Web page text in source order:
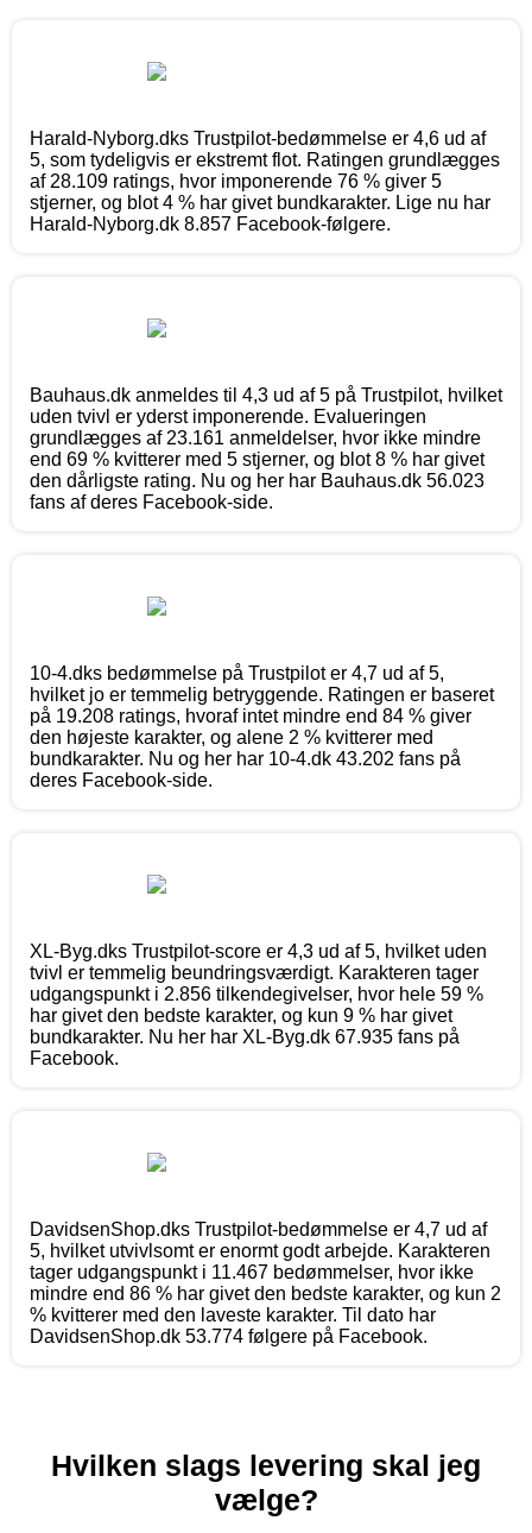
Harald-Nyborg.dks Trustpilot-bedømmelse er 4,6 ud af
5, som tydeligvis er ekstremt flot. Ratingen grundlægges
af 28.109 ratings, hvor imponerende 76 % giver 5
stjerner, og blot 4 % har givet bundkarakter. Lige nu har
Harald-Nyborg.dk 8.857 Facebook-følgere.
Bauhaus.dk anmeldes til 4,3 ud af 5 på Trustpilot, hvilket
uden tvivl er yderst imponerende. Evalueringen
grundlægges af 23.161 anmeldelser, hvor ikke mindre
end 69 % kvitterer med 5 stjerner, og blot 8 % har givet
den dårligste rating. Nu og her har Bauhaus.dk 56.023
fans af deres Facebook-side.
10-4.dks bedømmelse på Trustpilot er 4,7 ud af 5,
hvilket jo er temmelig betryggende. Ratingen er baseret
på 19.208 ratings, hvoraf intet mindre end 84 % giver
den højeste karakter, og alene 2 % kvitterer med
bundkarakter. Nu og her har 10-4.dk 43.202 fans på
deres Facebook-side.
XL-Byg.dks Trustpilot-score er 4,3 ud af 5, hvilket uden
tvivl er temmelig beundringsværdigt. Karakteren tager
udgangspunkt i 2.856 tilkendegivelser, hvor hele 59 %
har givet den bedste karakter, og kun 9 % har givet
bundkarakter. Nu her har XL-Byg.dk 67.935 fans på
Facebook.
DavidsenShop.dks Trustpilot-bedømmelse er 4,7 ud af
5, hvilket utvivlsomt er enormt godt arbejde. Karakteren
tager udgangspunkt i 11.467 bedømmelser, hvor ikke
mindre end 86 % har givet den bedste karakter, og kun 2
% kvitterer med den laveste karakter. Til dato har
DavidsenShop.dk 53.774 følgere på Facebook.
Hvilken slags levering skal jeg
vælge?